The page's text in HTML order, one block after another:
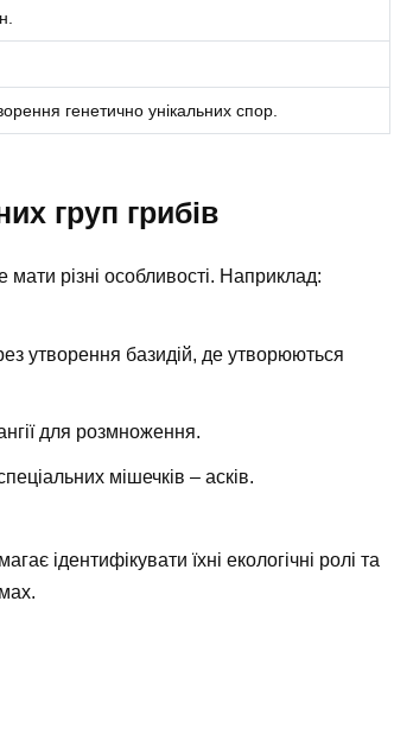
генетично унікальних спор.
груп грибів
мати різні особливості. Наприклад:
утворення базидій, де утворюються
для розмноження.
мішечків – асків.
ідентифікувати їхні екологічні ролі та